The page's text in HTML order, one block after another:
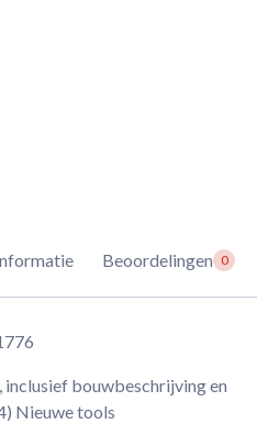
Beoordelingen 0
bouwbeschrijving en
Nieuwe tools